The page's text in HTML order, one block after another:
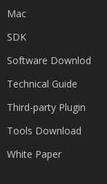
Mac
SDK
Software Downlod
Technical Guide
Third-party Plugin
Tools Download
White Paper